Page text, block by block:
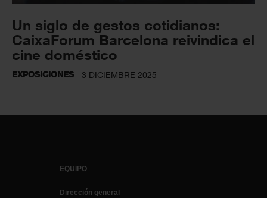
Un siglo de gestos cotidianos:
CaixaForum Barcelona reivindica el
cine doméstico
EXPOSICIONES 3 DICIEMBRE 2025
EQUIPO
Dirección general